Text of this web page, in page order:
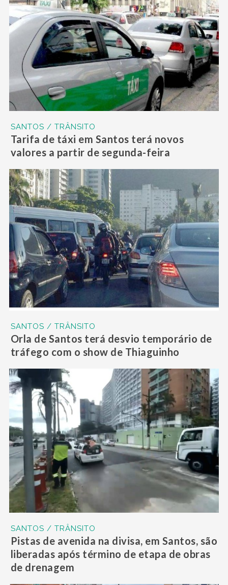
SANTOS / TRÂNSITO
Tarifa de táxi em Santos terá novos
valores a partir de segunda-feira
SANTOS / TRÂNSITO
Orla de Santos terá desvio temporário de
tráfego com o show de Thiaguinho
SANTOS / TRÂNSITO
Pistas de avenida na divisa, em Santos, são
liberadas após término de etapa de obras
de drenagem